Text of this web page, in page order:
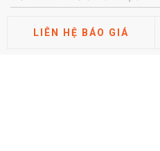
Tư vấn chiến lược khác biệt hóa
LIÊN HỆ BÁO GIÁ